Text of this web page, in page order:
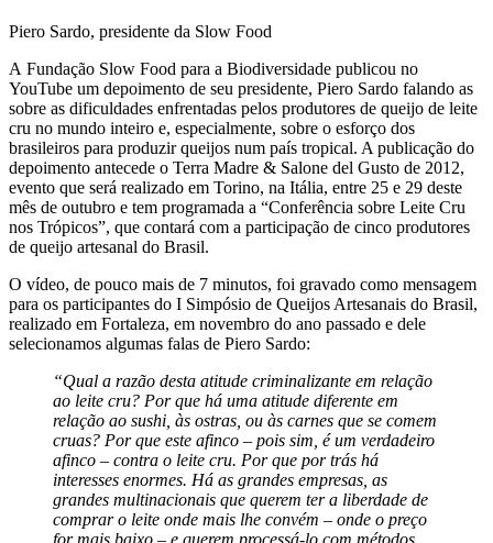
Piero Sardo, presidente da Slow Food
A Fundação Slow Food para a Biodiversidade publicou no
YouTube um depoimento de seu presidente, Piero Sardo falando as
sobre as dificuldades enfrentadas pelos produtores de queijo de leite
cru no mundo inteiro e, especialmente, sobre o esforço dos
brasileiros para produzir queijos num país tropical. A publicação do
depoimento antecede o Terra Madre & Salone del Gusto de 2012,
evento que será realizado em Torino, na Itália, entre 25 e 29 deste
mês de outubro e tem programada a “Conferência sobre Leite Cru
nos Trópicos”, que contará com a participação de cinco produtores
de queijo artesanal do Brasil.
O vídeo, de pouco mais de 7 minutos, foi gravado como mensagem
para os participantes do I Simpósio de Queijos Artesanais do Brasil,
realizado em Fortaleza, em novembro do ano passado e dele
selecionamos algumas falas de Piero Sardo:
“Qual a razão desta atitude criminalizante em relação
ao leite cru? Por que há uma atitude diferente em
relação ao sushi, às ostras, ou às carnes que se comem
cruas? Por que este afinco – pois sim, é um verdadeiro
afinco – contra o leite cru. Por que por trás há
interesses enormes. Há as grandes empresas, as
grandes multinacionais que querem ter a liberdade de
comprar o leite onde mais lhe convém – onde o preço
for mais baixo – e querem processá-lo com métodos